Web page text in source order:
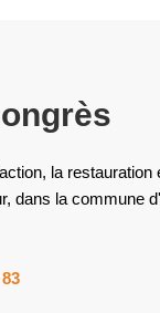
la restauration
dans la commune
83